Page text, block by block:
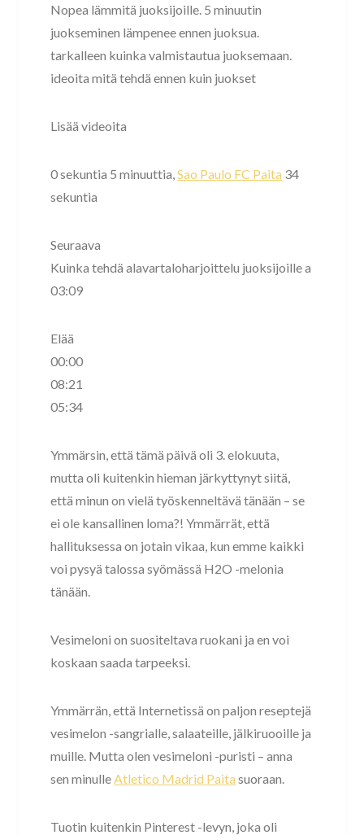
Nopea lämmitä juoksijoille. 5 minuutin
juokseminen lämpenee ennen juoksua.
tarkalleen kuinka valmistautua juoksemaan.
ideoita mitä tehdä ennen kuin juokset
Lisää videoita
0 sekuntia 5 minuuttia,Sao Paulo FC Paita 34
sekuntia
Seuraava
Kuinka tehdä alavartaloharjoittelu juoksijoille a
03:09
Elää
00:00
08:21
05:34
Ymmärsin, että tämä päivä oli 3. elokuuta,
mutta oli kuitenkin hieman järkyttynyt siitä,
että minun on vielä työskenneltävä tänään – se
ei ole kansallinen loma?! Ymmärrät, että
hallituksessa on jotain vikaa, kun emme kaikki
voi pysyä talossa syömässä H2O -melonia
tänään.
Vesimeloni on suositeltava ruokani ja en voi
koskaan saada tarpeeksi.
Ymmärrän, että Internetissä on paljon reseptejä
vesimelon -sangrialle, salaateille, jälkiruooille ja
muille. Mutta olen vesimeloni -puristi – anna
sen minulleAtletico Madrid Paita suoraan.
Tuotin kuitenkin Pinterest -levyn, joka oli